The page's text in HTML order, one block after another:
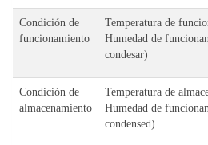
Condición de
funcionamiento
Temperatura de
Humedad de
condesar)
Condición de
almacenamiento
Temperatura de
Humedad de
condensed)